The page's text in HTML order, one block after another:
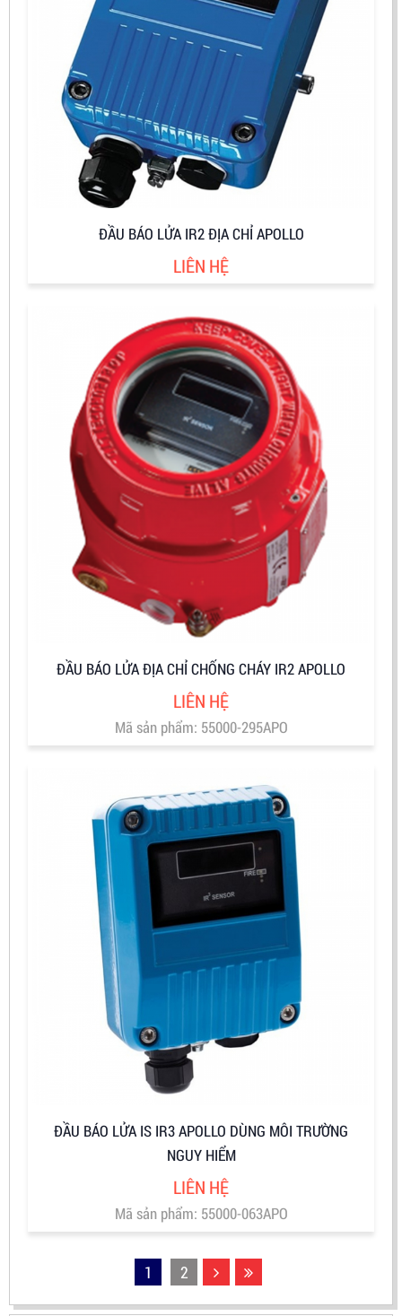
ĐẦU BÁO LỬA IR2 ĐỊA CHỈ APOLLO
LIÊN HỆ
ĐẦU BÁO LỬA ĐỊA CHỈ CHỐNG CHÁY IR2 APOLLO
LIÊN HỆ
Mã sản phẩm: 55000-295APO
ĐẦU BÁO LỬA IS IR3 APOLLO DÙNG MÔI TRƯỜNG
NGUY HIỂM
LIÊN HỆ
Mã sản phẩm: 55000-063APO
1 2